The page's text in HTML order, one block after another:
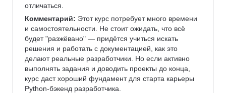
отличаться.
Комментарий: Этот курс потребует много времени
и самостоятельности. Не стоит ожидать, что всё
будет "разжёвано" — придётся учиться искать
решения и работать с документацией, как это
делают реальные разработчики. Но если активно
выполнять задания и доводить проекты до конца,
курс даст хороший фундамент для старта карьеры
Python-бэкенд разработчика.